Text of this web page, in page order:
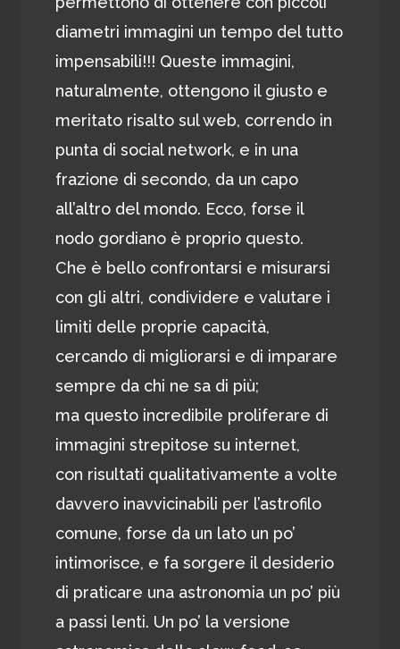
diametri immagini un tempo del tutto
impensabili!!! Queste immagini,
naturalmente, ottengono il giusto e
meritato risalto sul web, correndo in
punta di social network, e in una
frazione di secondo, da un capo
all’altro del mondo. Ecco, forse il
nodo gordiano è proprio questo.
Che è bello confrontarsi e misurarsi
con gli altri, condividere e valutare i
limiti delle proprie capacità,
cercando di migliorarsi e di imparare
sempre da chi ne sa di più;
ma questo incredibile proliferare di
immagini strepitose su internet,
con risultati qualitativamente a volte
davvero inavvicinabili per l’astrofilo
comune, forse da un lato un po’
intimorisce, e fa sorgere il desiderio
di praticare una astronomia un po’ più
a passi lenti. Un po’ la versione